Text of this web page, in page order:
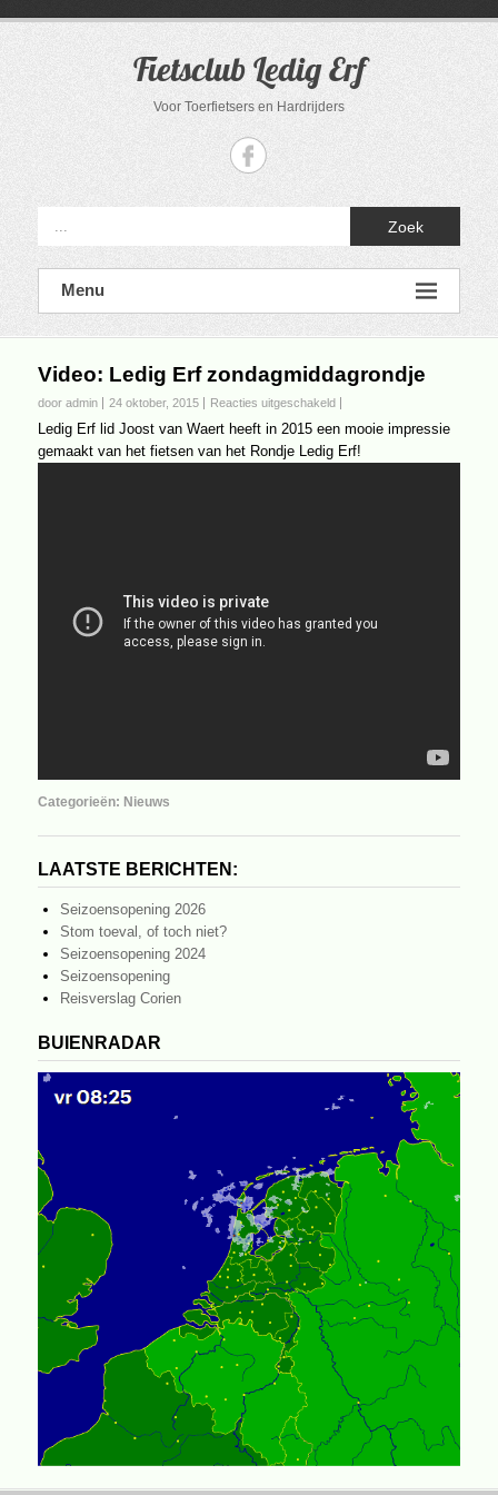
Fietsclub Ledig Erf
Voor Toerfietsers en Hardrijders
Zoek
Menu
Video: Ledig Erf zondagmiddagrondje
door admin 24 oktober, 2015 Reacties uitgeschakeldvoor
Erf
Ledig Erf lid Joost van Waert heeft in 2015 een mooie impressie
gemaakt van het fietsen van het Rondje Ledig Erf!
Categorieën: Nieuws
LAATSTE BERICHTEN:
Seizoensopening 2026
Stom toeval, of toch niet?
Seizoensopening 2024
Seizoensopening
Reisverslag Corien
BUIENRADAR